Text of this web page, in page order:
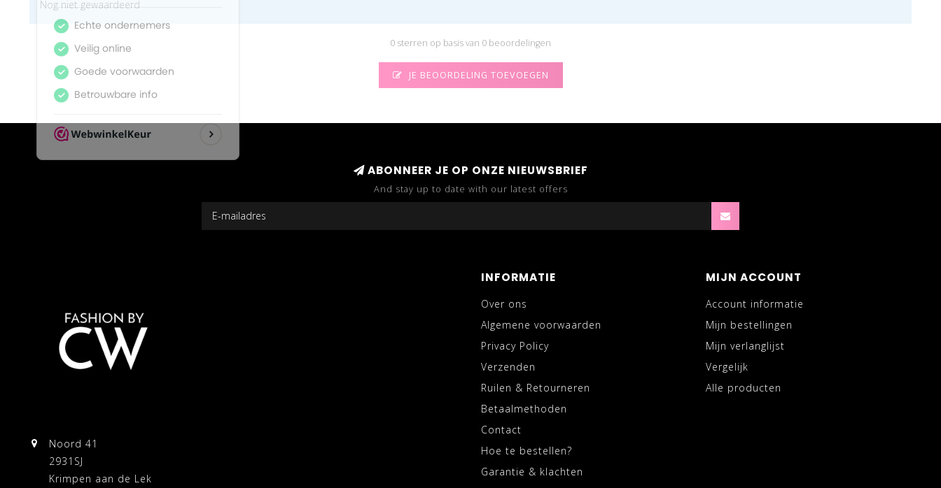
Nog niet gewaardeerd
0 sterren op basis van 0 beoordelingen
JE BEOORDELING TOEVOEGEN
ABONNEER JE OP ONZE NIEUWSBRIEF
And stay up to date with our latest offers
Noord 41
2931SJ
Krimpen aan de Lek
INFORMATIE
Over ons
Algemene voorwaarden
Privacy Policy
Verzenden
Ruilen & Retourneren
Betaalmethoden
Contact
Hoe te bestellen?
Garantie & klachten
MIJN ACCOUNT
Account informatie
Mijn bestellingen
Mijn verlanglijst
Vergelijk
Alle producten